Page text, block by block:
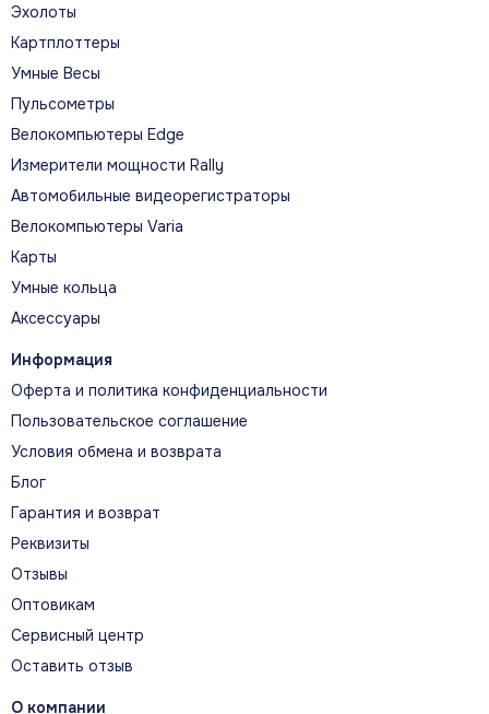
Эхолоты
Картплоттеры
Умные Весы
Пульсометры
Велокомпьютеры Edge
Измерители мощности Rally
Автомобильные видеорегистраторы
Велокомпьютеры Varia
Карты
Умные кольца
Аксессуары
Информация
Оферта и политика конфиденциальности
Пользовательское соглашение
Условия обмена и возврата
Блог
Гарантия и возврат
Реквизиты
Отзывы
Оптовикам
Сервисный центр
Оставить отзыв
О компании